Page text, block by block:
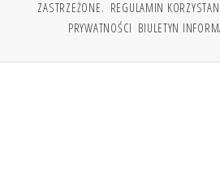
ZASTRZEŻONE. REGULAMIN
PRYWATNOŚCI BIULETYN